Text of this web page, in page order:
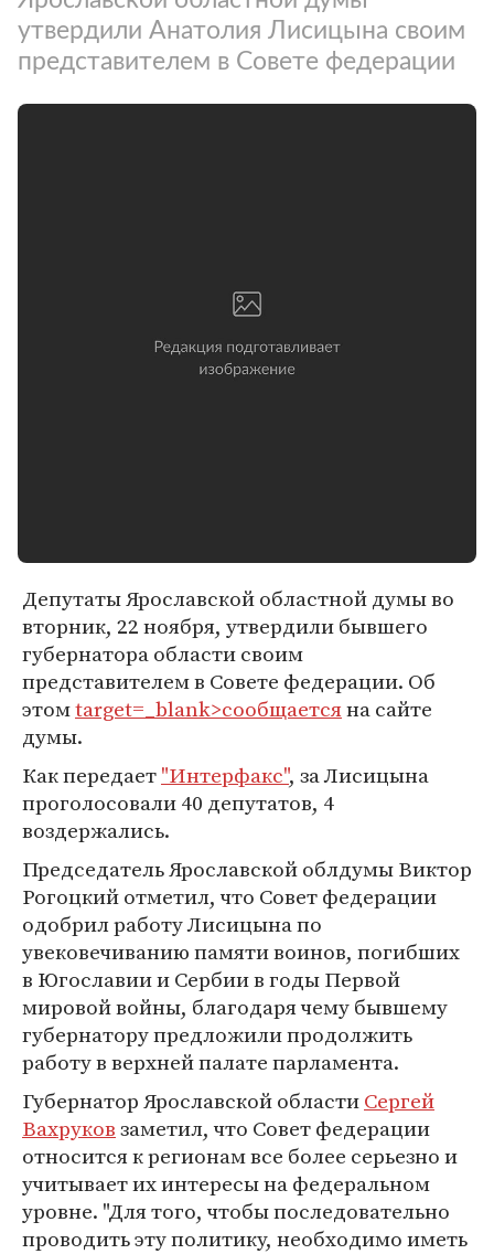
утвердили Анатолия Лисицына своим
представителем в Совете федерации
Депутаты Ярославской областной думы во
вторник, 22 ноября, утвердили бывшего
губернатора области своим
представителем в Совете федерации. Об
этомtarget=_blank>сообщаетсяна сайте
думы.
Как передает"Интерфакс", за Лисицына
проголосовали 40 депутатов, 4
воздержались.
Председатель Ярославской облдумы Виктор
Рогоцкий отметил, что Совет федерации
одобрил работу Лисицына по
увековечиванию памяти воинов, погибших
в Югославии и Сербии в годы Первой
мировой войны, благодаря чему бывшему
губернатору предложили продолжить
работу в верхней палате парламента.
Губернатор Ярославской областиСергей
Вахруковзаметил, что Совет федерации
относится к регионам все более серьезно и
учитывает их интересы на федеральном
уровне. "Для того, чтобы последовательно
проводить эту политику, необходимо иметь